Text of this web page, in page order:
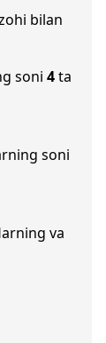
bilan
soni 4ta
soni
va